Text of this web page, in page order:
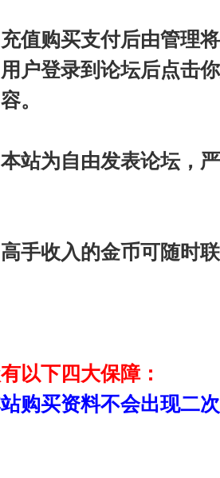
充值购买支付后由管理
用户登录到论坛后点击
。
本站为自由发表论坛，
高手收入的金币可随时
以下四大保障：
购买资料不会出现二